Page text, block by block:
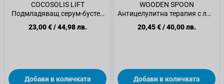
COCOSOLIS LIFT
Подмладяващ серум-бустер
за шия, деколте и гърди, 50
мл
23,00 €/44,98 лв.
Добави в количката
WOODEN SPOON
Антицелулитна терапия с лют
пипер и кафе, 100мл
20,45 €/40,00 лв.
Добави в количката